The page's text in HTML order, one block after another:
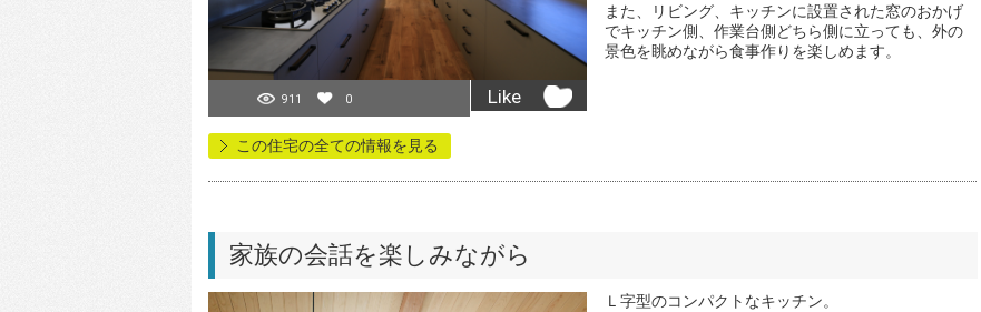
911 0 Like
この住宅の全ての情報を見る
また、リビング、キッチンに設置された窓のおかげ
でキッチン側、作業台側どちら側に立っても、外の
景色を眺めながら食事作りを楽しめます。
家族の会話を楽しみながら
Ｌ字型のコンパクトなキッチン。